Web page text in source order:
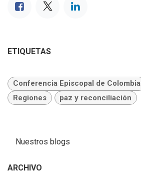
ETIQUETAS
Conferencia Episcopal de Colombia
Regiones
paz y reconciliación
Nuestros blogs
ARCHIVO